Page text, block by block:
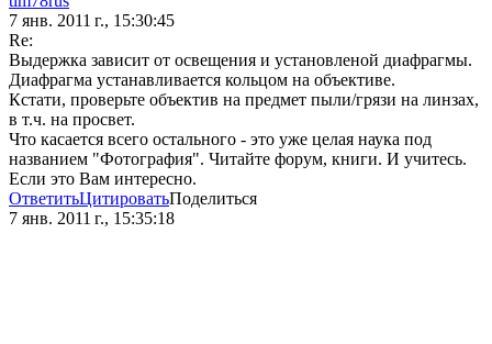
7 янв. 2011 г., 15:30:45
Re:
Выдержка зависит от освещения и установленой диафрагмы.
Диафрагма устанавливается кольцом на объективе.
Кстати, проверьте объектив на предмет пыли/грязи на линзах,
в т.ч. на просвет.
Что касается всего остального - это уже целая наука под
названием "Фотография". Читайте форум, книги. И учитесь.
Если это Вам интересно.
ОтветитьЦитироватьПоделиться
7 янв. 2011 г., 15:35:18